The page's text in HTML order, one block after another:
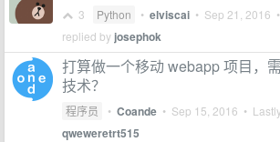
3 Python • elviscai • Sep 21, 2016
replied by josephok
打算做一个移动 webapp 项目，
技术？
程序员 • Coande • Sep 15, 2016 •
qweweretrt515